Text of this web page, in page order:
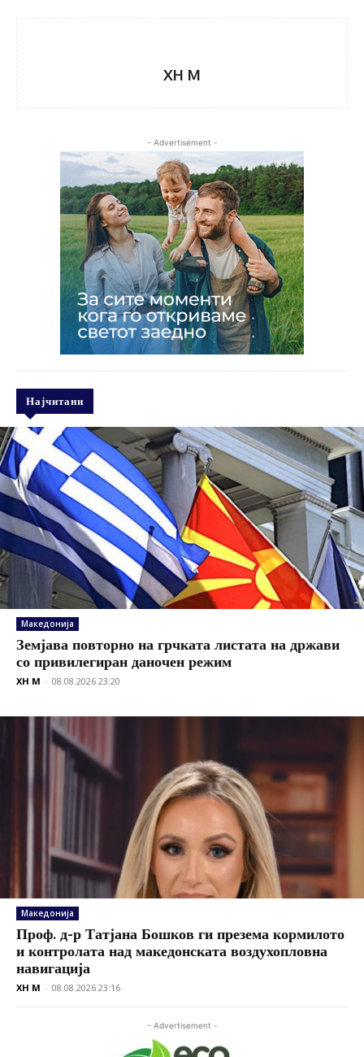
XH M
- Advertisement -
Најчитани
Македонија
Земјава повторно на грчката листата на држави
со привилегиран даночен режим
XH M - 08.08.2026 23:20
Македонија
Проф. д-р Татјана Бошков ги презема кормилото
и контролата над македонската воздухопловна
навигација
XH M - 08.08.2026 23:16
- Advertisement -